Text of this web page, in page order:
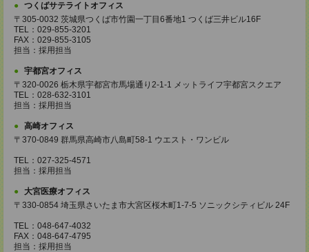
つくばサテライトオフィス
〒305-0032 茨城県つくば市竹園一丁目6番地1 つくば三井ビル16F
TEL：029-855-3201
FAX：029-855-3105
担当：採用担当
宇都宮オフィス
〒320-0026 栃木県宇都宮市馬場通り2-1-1 メットライフ宇都宮スクエア
TEL：028-632-3101
担当：採用担当
高崎オフィス
〒370-0849 群馬県高崎市八島町58-1 ウエスト・ワンビル
TEL：027-325-4571
担当：採用担当
大宮医療オフィス
〒330-0854 埼玉県さいたま市大宮区桜木町1-7-5 ソニックシティビル 24F
TEL：048-647-4032
FAX：048-647-4795
担当：採用担当